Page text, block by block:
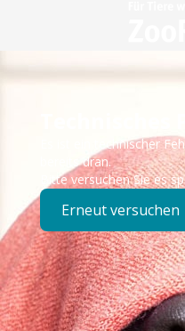
Technisches
Es ist ein technischer
bereits dran.
Bitte versuchen Sie es
Erneut versuchen